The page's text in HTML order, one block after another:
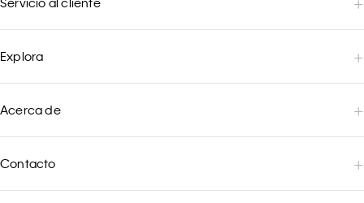
Explora
Acerca de
Contacto